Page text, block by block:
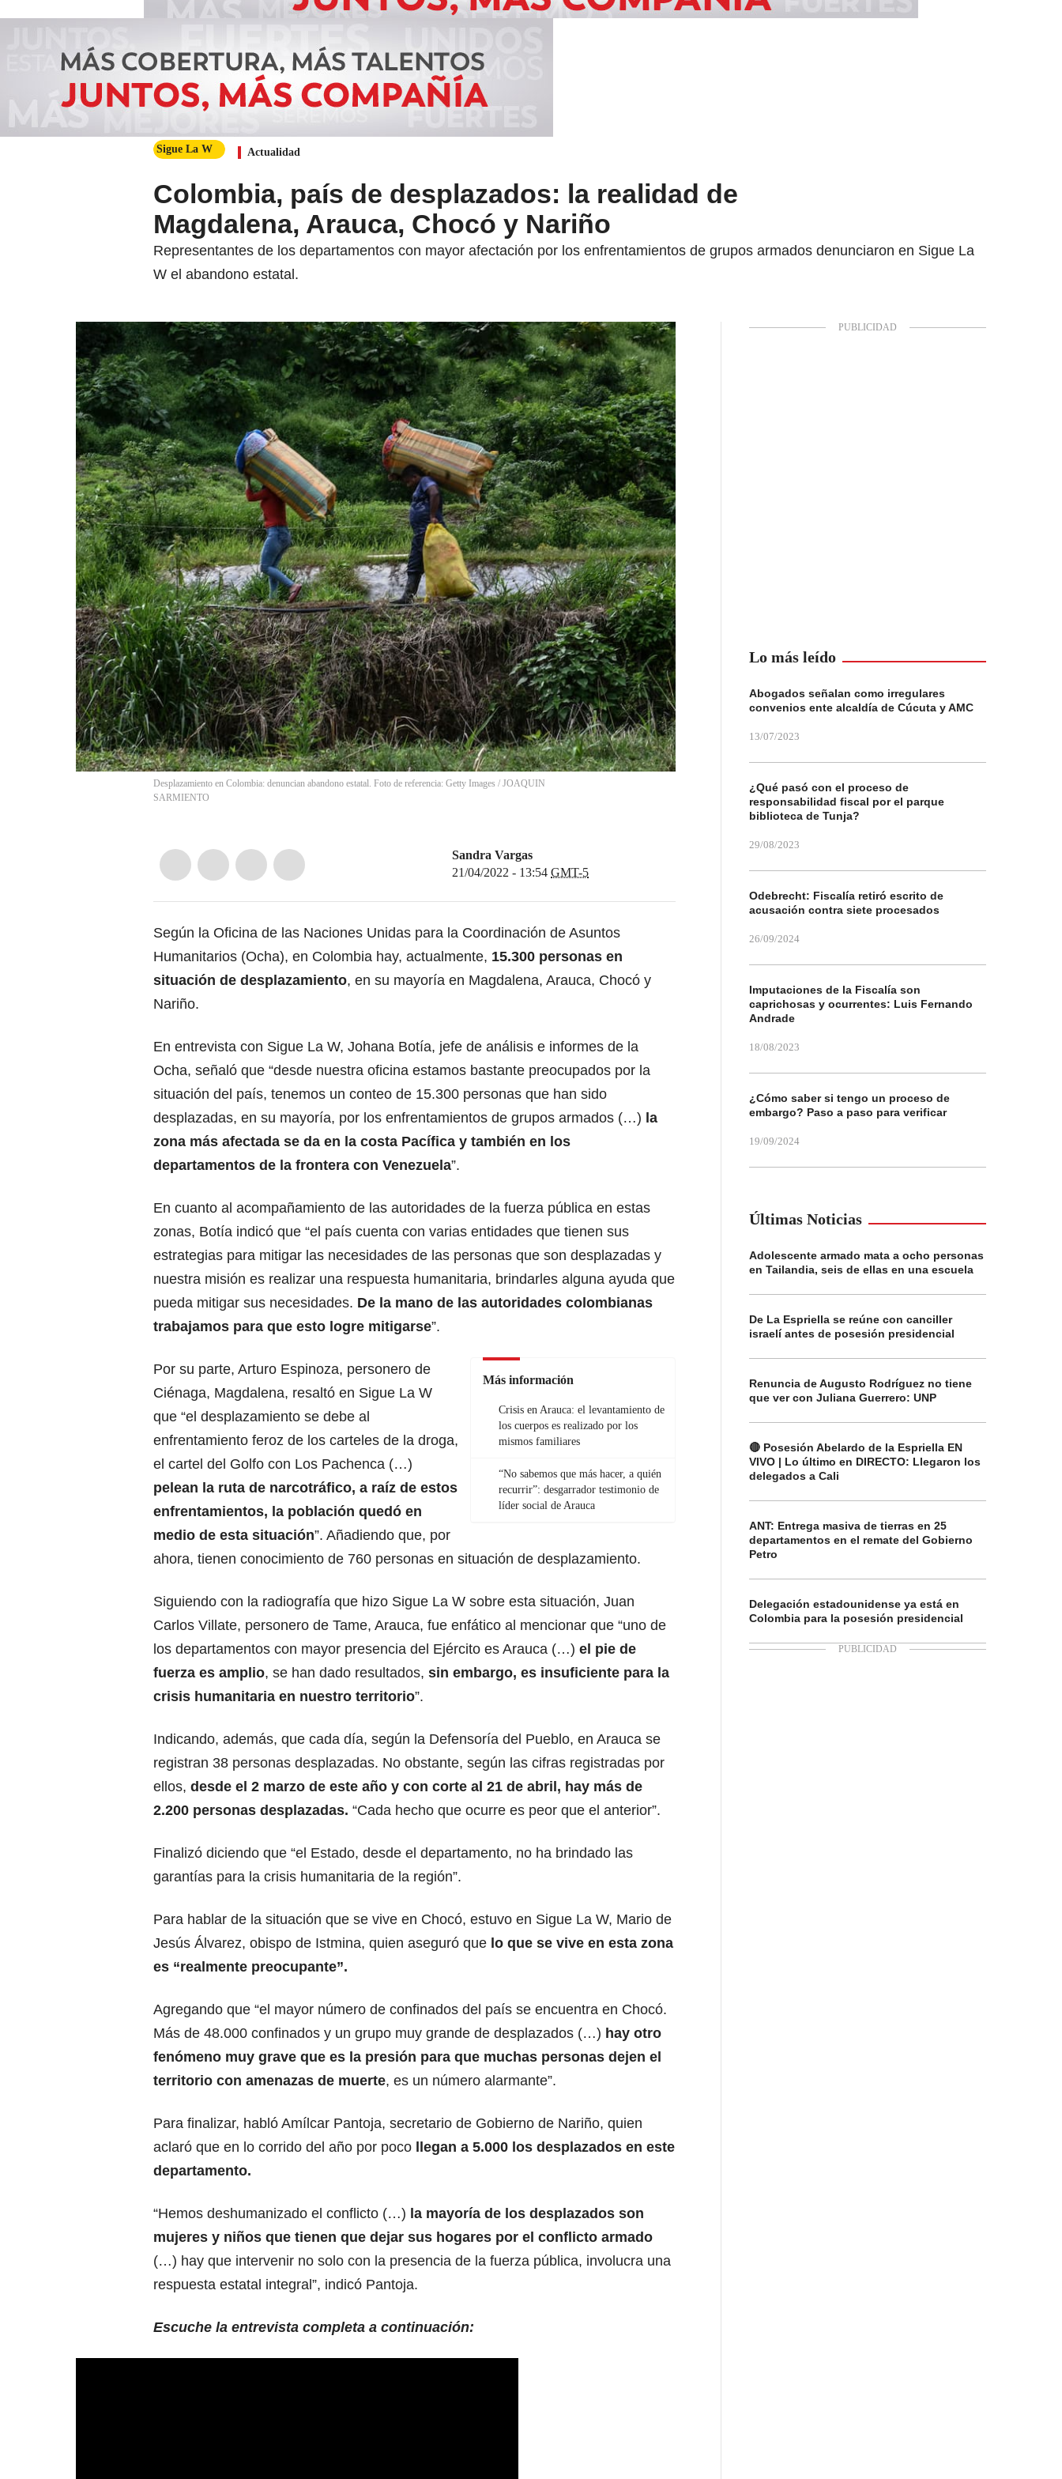
Sigue La W Actualidad
Colombia, país de desplazados: la realidad de
Magdalena, Arauca, Chocó y Nariño
Representantes de los departamentos con mayor afectación por los enfrentamientos de grupos armados denunciaron en Sigue La
W el abandono estatal.
Desplazamiento en Colombia: denuncian abandono estatal. Foto de referencia: Getty Images / JOAQUIN
SARMIENTO
Sandra Vargas
21/04/2022 - 13:54 GMT-5
Según la Oficina de las Naciones Unidas para la Coordinación de Asuntos
Humanitarios (Ocha), en Colombia hay, actualmente, 15.300 personas en
situación de desplazamiento, en su mayoría en Magdalena, Arauca, Chocó y
Nariño.
En entrevista con Sigue La W, Johana Botía, jefe de análisis e informes de la
Ocha, señaló que “desde nuestra oficina estamos bastante preocupados por la
situación del país, tenemos un conteo de 15.300 personas que han sido
desplazadas, en su mayoría, por los enfrentamientos de grupos armados (…) la
zona más afectada se da en la costa Pacífica y también en los
departamentos de la frontera con Venezuela”.
En cuanto al acompañamiento de las autoridades de la fuerza pública en estas
zonas, Botía indicó que “el país cuenta con varias entidades que tienen sus
estrategias para mitigar las necesidades de las personas que son desplazadas y
nuestra misión es realizar una respuesta humanitaria, brindarles alguna ayuda que
pueda mitigar sus necesidades. De la mano de las autoridades colombianas
trabajamos para que esto logre mitigarse”.
Más información
Crisis en Arauca: el levantamiento de
los cuerpos es realizado por los
mismos familiares
“No sabemos que más hacer, a quién
recurrir”: desgarrador testimonio de
líder social de Arauca
Por su parte, Arturo Espinoza, personero de
Ciénaga, Magdalena, resaltó en Sigue La W
que “el desplazamiento se debe al
enfrentamiento feroz de los carteles de la droga,
el cartel del Golfo con Los Pachenca (…)
pelean la ruta de narcotráfico, a raíz de estos
enfrentamientos, la población quedó en
medio de esta situación”. Añadiendo que, por
ahora, tienen conocimiento de 760 personas en situación de desplazamiento.
Siguiendo con la radiografía que hizo Sigue La W sobre esta situación, Juan
Carlos Villate, personero de Tame, Arauca, fue enfático al mencionar que “uno de
los departamentos con mayor presencia del Ejército es Arauca (…) el pie de
fuerza es amplio, se han dado resultados, sin embargo, es insuficiente para la
crisis humanitaria en nuestro territorio”.
Indicando, además, que cada día, según la Defensoría del Pueblo, en Arauca se
registran 38 personas desplazadas. No obstante, según las cifras registradas por
ellos, desde el 2 marzo de este año y con corte al 21 de abril, hay más de
2.200 personas desplazadas. “Cada hecho que ocurre es peor que el anterior”.
Finalizó diciendo que “el Estado, desde el departamento, no ha brindado las
garantías para la crisis humanitaria de la región”.
Para hablar de la situación que se vive en Chocó, estuvo en Sigue La W, Mario de
Jesús Álvarez, obispo de Istmina, quien aseguró que lo que se vive en esta zona
es “realmente preocupante”.
Agregando que “el mayor número de confinados del país se encuentra en Chocó.
Más de 48.000 confinados y un grupo muy grande de desplazados (…) hay otro
fenómeno muy grave que es la presión para que muchas personas dejen el
territorio con amenazas de muerte, es un número alarmante”.
Para finalizar, habló Amílcar Pantoja, secretario de Gobierno de Nariño, quien
aclaró que en lo corrido del año por poco
llegan a 5.000 los desplazados en este
departamento.
“Hemos deshumanizado el conflicto (…) la mayoría de los desplazados son
mujeres y niños que tienen que dejar sus hogares por el conflicto armado
(…) hay que intervenir no solo con la presencia de la fuerza pública, involucra una
respuesta estatal integral”, indicó Pantoja.
Escuche la entrevista completa a continuación:
Lo más leído
Abogados señalan como irregulares
convenios ente alcaldía de Cúcuta y AMC
13/07/2023
¿Qué pasó con el proceso de
responsabilidad fiscal por el parque
biblioteca de Tunja?
29/08/2023
Odebrecht: Fiscalía retiró escrito de
acusación contra siete procesados
26/09/2024
Imputaciones de la Fiscalía son
caprichosas y ocurrentes: Luis Fernando
Andrade
18/08/2023
¿Cómo saber si tengo un proceso de
embargo? Paso a paso para verificar
19/09/2024
Últimas Noticias
Adolescente armado mata a ocho personas
en Tailandia, seis de ellas en una escuela
De La Espriella se reúne con canciller
israelí antes de posesión presidencial
Renuncia de Augusto Rodríguez no tiene
que ver con Juliana Guerrero: UNP
🔴 Posesión Abelardo de la Espriella EN
VIVO | Lo último en DIRECTO: Llegaron los
delegados a Cali
ANT: Entrega masiva de tierras en 25
departamentos en el remate del Gobierno
Petro
Delegación estadounidense ya está en
Colombia para la posesión presidencial